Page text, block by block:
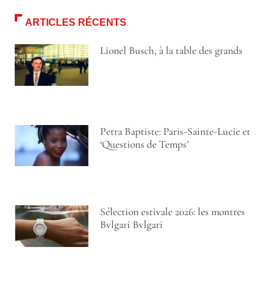
ARTICLES RÉCENTS
Lionel Busch, à la table des grands
Petra Baptiste: Paris-Sainte-Lucie et
‘Questions de Temps’
Sélection estivale 2026: les montres
Bvlgari Bvlgari